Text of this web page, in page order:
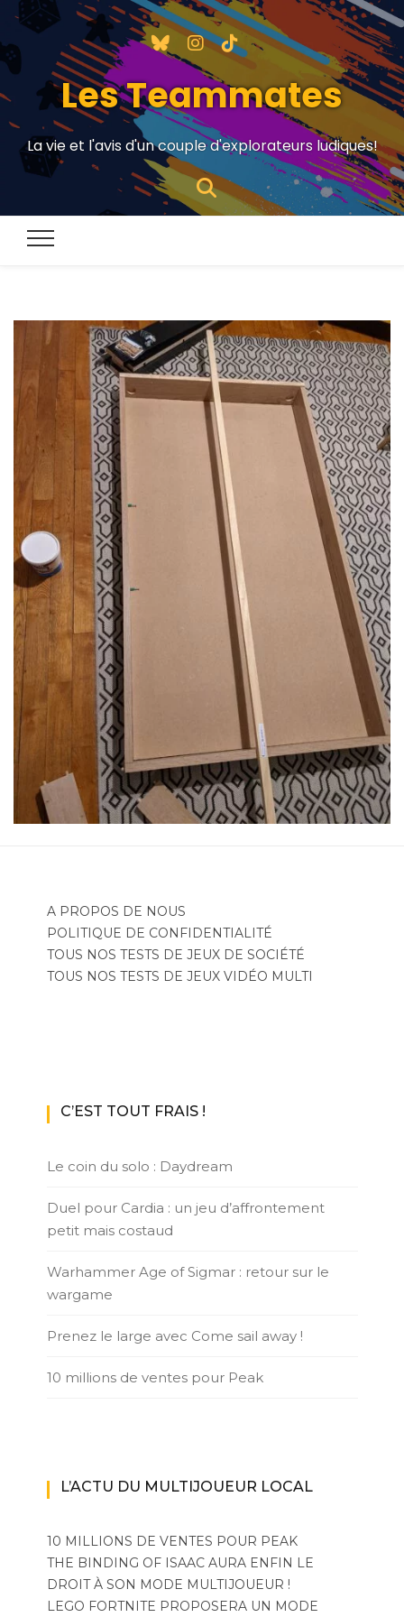
Les Teammates
La vie et l'avis d'un couple d'explorateurs ludiques!
A PROPOS DE NOUS
POLITIQUE DE CONFIDENTIALITÉ
TOUS NOS TESTS DE JEUX DE SOCIÉTÉ
TOUS NOS TESTS DE JEUX VIDÉO MULTI
C’EST TOUT FRAIS !
Le coin du solo : Daydream
Duel pour Cardia : un jeu d’affrontement
petit mais costaud
Warhammer Age of Sigmar : retour sur le
wargame
Prenez le large avec Come sail away !
10 millions de ventes pour Peak
L’ACTU DU MULTIJOUEUR LOCAL
10 MILLIONS DE VENTES POUR PEAK
THE BINDING OF ISAAC AURA ENFIN LE
DROIT À SON MODE MULTIJOUEUR !
LEGO FORTNITE PROPOSERA UN MODE